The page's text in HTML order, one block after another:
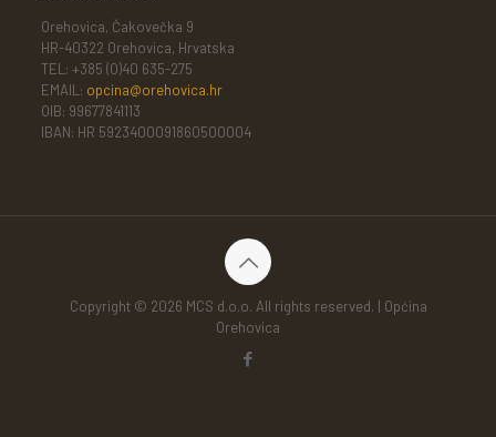
Orehovica, Čakovečka 9
HR-40322 Orehovica, Hrvatska
TEL: +385 (0)40 635-275
EMAIL: opcina@orehovica.hr
OIB: 99677841113
IBAN: HR 5923400091860500004
Copyright © 2026 MCS d.o.o. All rights reserved. | Općina
Orehovica